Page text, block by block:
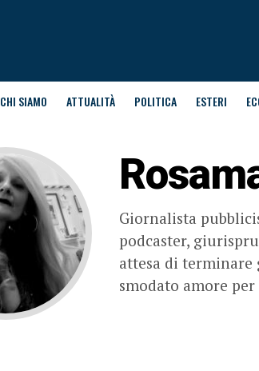
CHI SIAMO ATTUALITÀ POLITICA ESTERI
Giornalista
podcaster,
attesa di terminare
smodato amore